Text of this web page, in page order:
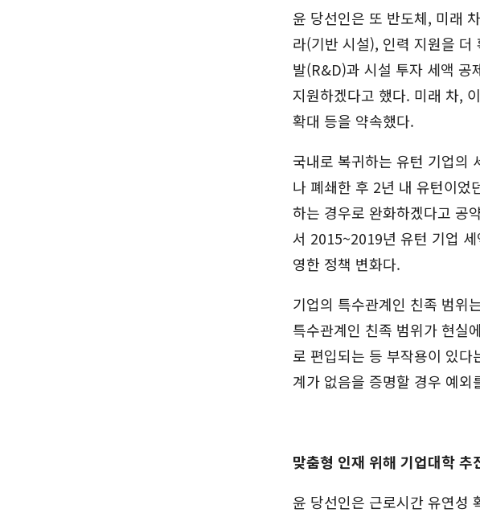
윤 당선인은 또 반도체, 미래
라(기반 시설), 인력 지원을
발(R&D)과 시설 투자 세액 공
지원하겠다고 했다. 미래 차,
확대 등을 약속했다.
국내로 복귀하는 유턴 기업의
나 폐쇄한 후 2년 내 유턴이었
하는 경우로 완화하겠다고 공
서 2015~2019년 유턴 기업
영한 정책 변화다.
기업의 특수관계인 친족 범위
특수관계인 친족 범위가 현실
로 편입되는 등 부작용이 있
계가 없음을 증명할 경우 예
맞춤형 인재 위해 기업대학 추
윤 당선인은 근로시간 유연성